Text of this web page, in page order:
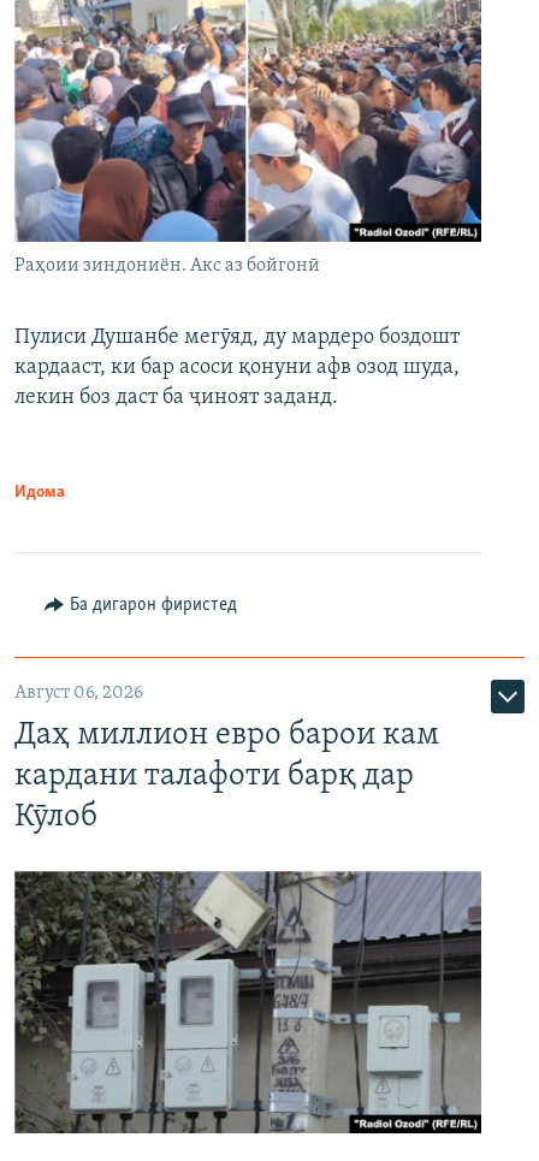
Раҳоии зиндониён. Акс аз бойгонӣ
Пулиси Душанбе мегӯяд, ду мардеро боздошт
кардааст, ки бар асоси қонуни афв озод шуда,
лекин боз даст ба ҷиноят заданд.
Идома
Ба дигарон фиристед
Август 06, 2026
Даҳ миллион евро барои кам
кардани талафоти барқ дар
Кӯлоб